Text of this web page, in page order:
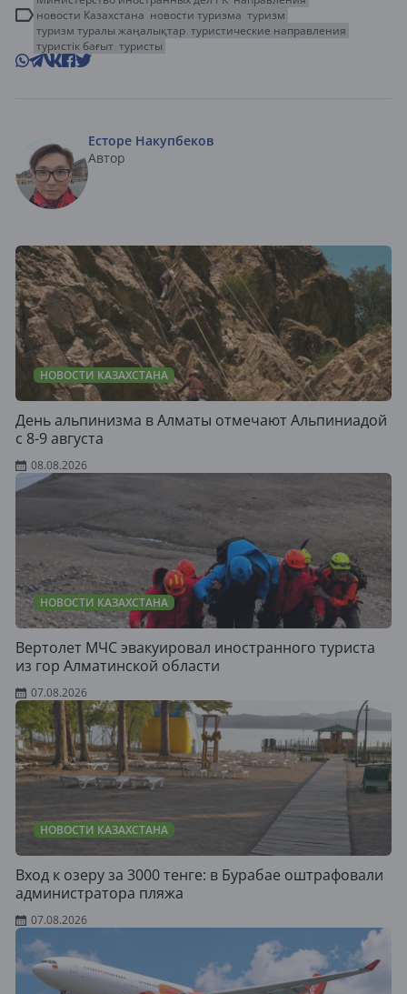
новости Казахстана новости туризма туризм
туризм туралы жаңалықтар туристические направления
туристік бағыт туристы
Есторе Накупбеков
Автор
НОВОСТИ КАЗАХСТАНА
День альпинизма в Алматы отмечают Альпиниадой
с 8-9 августа
08.08.2026
НОВОСТИ КАЗАХСТАНА
Вертолет МЧС эвакуировал иностранного туриста
из гор Алматинской области
07.08.2026
НОВОСТИ КАЗАХСТАНА
Вход к озеру за 3000 тенге: в Бурабае оштрафовали
администратора пляжа
07.08.2026